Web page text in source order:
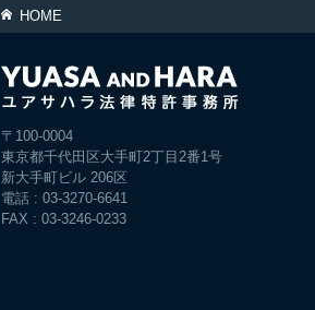
HOME
〒100-0004
東京都千代田区大手町2丁目2番1号
新大手町ビル 206区
電話 : 03-3270-6641
FAX : 03-3246-0233